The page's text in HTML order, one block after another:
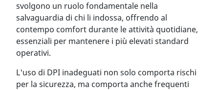
svolgono un ruolo fondamentale nella
salvaguardia di chi li indossa, offrendo al
contempo comfort durante le attività quotidiane,
essenziali per mantenere i più elevati standard
operativi.
L'uso di DPI inadeguati non solo comporta rischi
per la sicurezza, ma comporta anche frequenti